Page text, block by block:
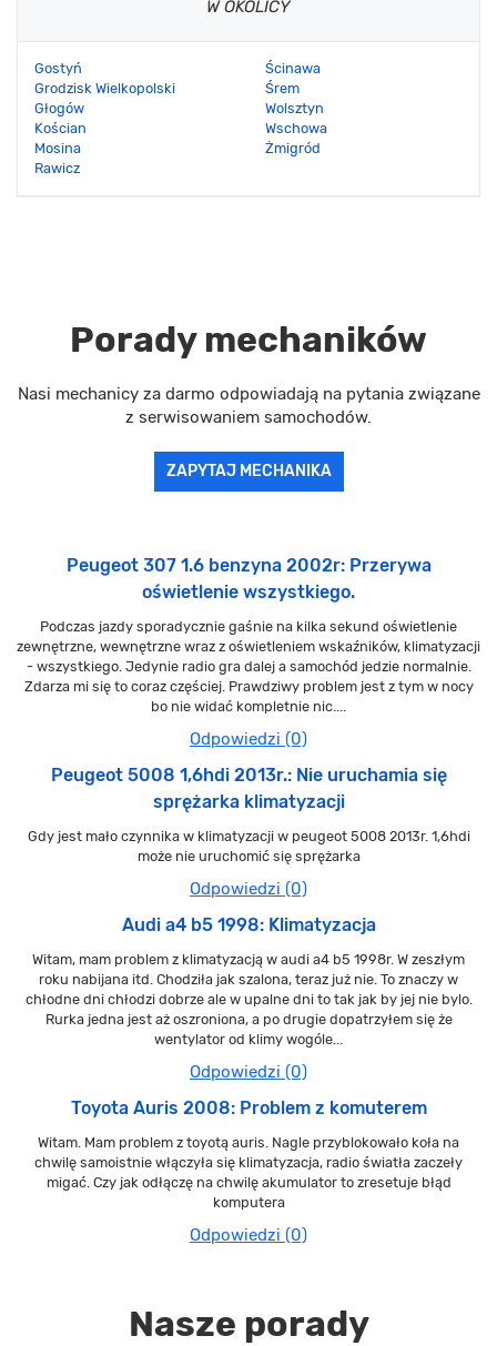
W OKOLICY
Gostyń
Grodzisk Wielkopolski
Głogów
Kościan
Mosina
Rawicz
Ścinawa
Śrem
Wolsztyn
Wschowa
Żmigród
Porady mechaników
Nasi mechanicy za darmo odpowiadają na pytania związane
z serwisowaniem samochodów.
ZAPYTAJ MECHANIKA
Peugeot 307 1.6 benzyna 2002r: Przerywa
oświetlenie wszystkiego.
Podczas jazdy sporadycznie gaśnie na kilka sekund oświetlenie
zewnętrzne, wewnętrzne wraz z oświetleniem wskaźników, klimatyzacji
- wszystkiego. Jedynie radio gra dalej a samochód jedzie normalnie.
Zdarza mi się to coraz częściej. Prawdziwy problem jest z tym w nocy
bo nie widać kompletnie nic....
Odpowiedzi (0)
Peugeot 5008 1,6hdi 2013r.: Nie uruchamia się
sprężarka klimatyzacji
Gdy jest mało czynnika w klimatyzacji w peugeot 5008 2013r. 1,6hdi
może nie uruchomić się sprężarka
Odpowiedzi (0)
Audi a4 b5 1998: Klimatyzacja
Witam, mam problem z klimatyzacją w audi a4 b5 1998r. W zeszłym
roku nabijana itd. Chodziła jak szalona, teraz już nie. To znaczy w
chłodne dni chłodzi dobrze ale w upalne dni to tak jak by jej nie bylo.
Rurka jedna jest aż oszroniona, a po drugie dopatrzyłem się że
wentylator od klimy wogóle...
Odpowiedzi (0)
Toyota Auris 2008: Problem z komuterem
Witam. Mam problem z toyotą auris. Nagle przyblokowało koła na
chwilę samoistnie włączyła się klimatyzacja, radio światła zaczeły
migać. Czy jak odłączę na chwilę akumulator to zresetuje błąd
komputera
Odpowiedzi (0)
Nasze porady